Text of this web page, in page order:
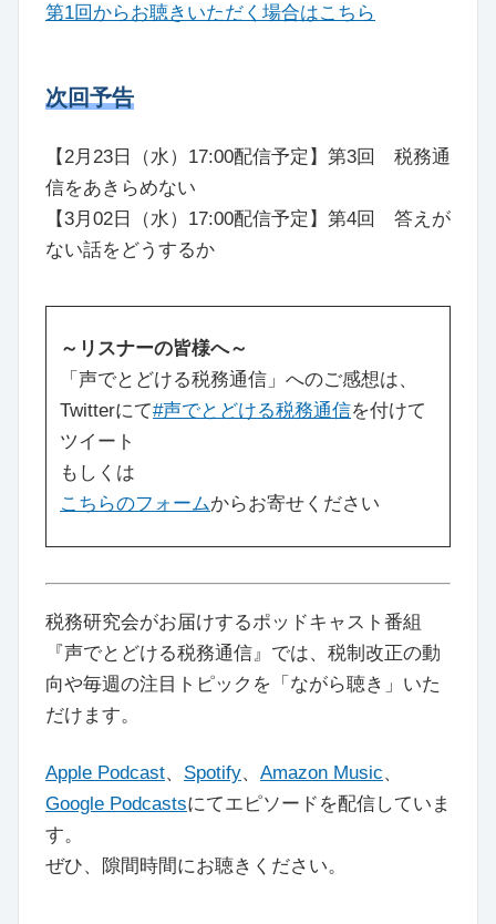
第1回からお聴きいただく場合はこちら
次回予告
【2月23日（水）17:00配信予定】第3回 税務通
信をあきらめない
【3月02日（水）17:00配信予定】第4回 答えが
ない話をどうするか
～リスナーの皆様へ～
「声でとどける税務通信」へのご感想は、
Twitterにて#声でとどける税務通信を付けて
ツイート
もしくは
こちらのフォームからお寄せください
税務研究会がお届けするポッドキャスト番組
『声でとどける税務通信』では、税制改正の動
向や毎週の注目トピックを「ながら聴き」いた
だけます。
Apple Podcast、 Spotify、 Amazon Music、
Google Podcastsにてエピソードを配信していま
す。
ぜひ、隙間時間にお聴きください。